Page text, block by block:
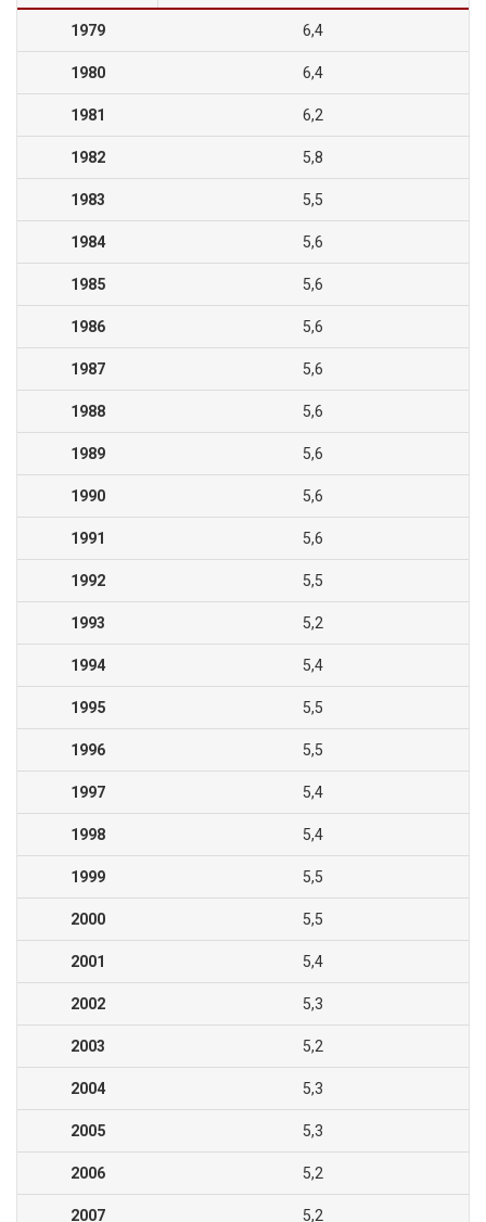
1979 6,4
1980 6,4
1981 6,2
1982 5,8
1983 5,5
1984 5,6
1985 5,6
1986 5,6
1987 5,6
1988 5,6
1989 5,6
1990 5,6
1991 5,6
1992 5,5
1993 5,2
1994 5,4
1995 5,5
1996 5,5
1997 5,4
1998 5,4
1999 5,5
2000 5,5
2001 5,4
2002 5,3
2003 5,2
2004 5,3
2005 5,3
2006 5,2
2007 5,2